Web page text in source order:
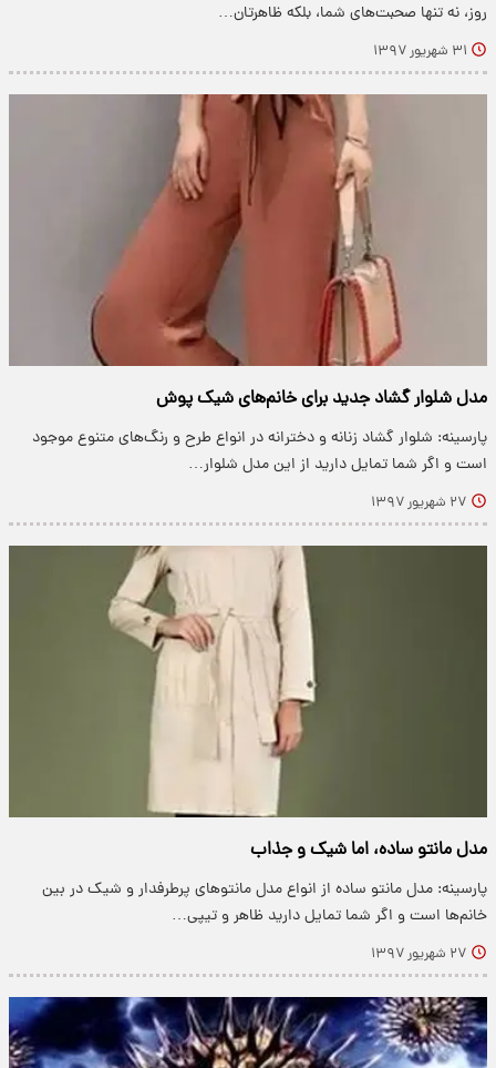
روز، نه تنها صحبت‌های شما، بلکه ظاهرتان…
۳۱ شهریور ۱۳۹۷
مدل شلوار گشاد جدید برای خانم‌های شیک پوش
پارسینه: شلوار گشاد زنانه و دخترانه در انواع طرح و رنگ‌های متنوع موجود
است و اگر شما تمایل دارید از این مدل شلوار…
۲۷ شهریور ۱۳۹۷
مدل مانتو ساده، اما شیک و جذاب
پارسینه: مدل مانتو ساده از انواع مدل مانتو‌های پرطرفدار و شیک در بین
خانم‌ها است و اگر شما تمایل دارید ظاهر و تیپی…
۲۷ شهریور ۱۳۹۷